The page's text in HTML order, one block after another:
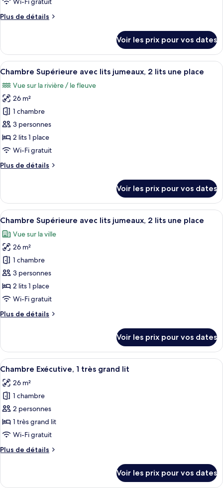
chambre :
Chambre
très
grand
lit
Plus de détails
Plus
le
type
de
Chambre
Supérieure,
très
grand
lit
Voir les prix pour vos dates
Afficher
toutes
les
photos
pour
ce
type
de
chambre :
Chambre
lits
jumeaux,
2
lits
une
place
Une chambre d’hôtel comprenant
4
Chambre Supérieure avec lits jumeaux, 2 lits une place
Vue sur la rivière / le fleuve
26 m²
1 chambre
3 personnes
2 lits 1 place
Wi-Fi gratuit
Plus de détails
Plus
le
type
de
Chambre
Supérieure
avec
lits
jumeaux,
2
lits
une
Voir les prix pour vos dates
Afficher
toutes
les
photos
pour
ce
type
de
chambre :
Chambre
lits
jumeaux,
2
lits
une
place
Une chambre d’hôtel comprenant
4
Chambre Supérieure avec lits jumeaux, 2 lits une place
Vue sur la ville
26 m²
1 chambre
3 personnes
2 lits 1 place
Wi-Fi gratuit
Plus de détails
Plus
le
type
de
Chambre
Supérieure
lits
jumeaux,
lits
une
Voir les prix pour vos dates
Afficher
toutes
les
photos
pour
ce
type
chambre :
Une chambre d’hôtel avec un
5
Chambre Exécutive, 1 très grand lit
26 m²
1 chambre
2 personnes
1 très grand lit
Wi-Fi gratuit
Plus de détails
Plus
le
Voir les prix pour vos dates